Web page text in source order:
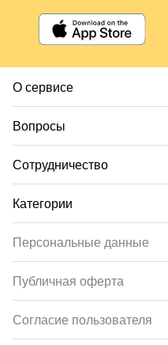
О сервисе
Вопросы
Сотрудничество
Категории
Персональные данные
Публичная оферта
Согласие пользователя